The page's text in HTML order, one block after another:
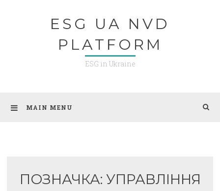
ESG UA NVD
PLATFORM
ESG in Ukraine
MAIN MENU
ПОЗНАЧКА: УПРАВЛІННЯ